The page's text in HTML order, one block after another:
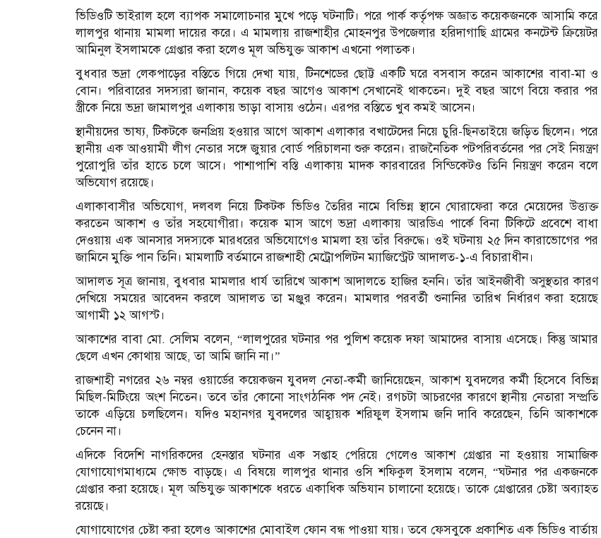
ভিডিওটি ভাইরাল হলে ব্যাপক সমালোচনার মুখে পড়ে ঘটনাটি। পরে পার্ক কর্তৃপক্ষ অজ্ঞাত কয়েকজনকে আসামি করে
লালপুর থানায় মামলা দায়ের করে। এ মামলায় রাজশাহীর মোহনপুর উপজেলার হরিদাগাছি গ্রামের কনটেন্ট ক্রিয়েটর
আমিনুল ইসলামকে গ্রেপ্তার করা হলেও মূল অভিযুক্ত আকাশ এখনো পলাতক।
বুধবার ভদ্রা লেকপাড়ের বস্তিতে গিয়ে দেখা যায়, টিনশেডের ছোট্ট একটি ঘরে বসবাস করেন আকাশের বাবা-মা ও
বোন। পরিবারের সদস্যরা জানান, কয়েক বছর আগেও আকাশ সেখানেই থাকতেন। দুই বছর আগে বিয়ে করার পর
স্ত্রীকে নিয়ে ভদ্রা জামালপুর এলাকায় ভাড়া বাসায় ওঠেন। এরপর বস্তিতে খুব কমই আসেন।
স্থানীয়দের ভাষ্য, টিকটকে জনপ্রিয় হওয়ার আগে আকাশ এলাকার বখাটেদের নিয়ে চুরি-ছিনতাইয়ে জড়িত ছিলেন। পরে
স্থানীয় এক আওয়ামী লীগ নেতার সঙ্গে জুয়ার বোর্ড পরিচালনা শুরু করেন। রাজনৈতিক পটপরিবর্তনের পর সেই নিয়ন্ত্রণ
পুরোপুরি তাঁর হাতে চলে আসে। পাশাপাশি বস্তি এলাকায় মাদক কারবারের সিন্ডিকেটও তিনি নিয়ন্ত্রণ করেন বলে
অভিযোগ রয়েছে।
এলাকাবাসীর অভিযোগ, দলবল নিয়ে টিকটক ভিডিও তৈরির নামে বিভিন্ন স্থানে ঘোরাফেরা করে মেয়েদের উত্ত্যক্ত
করতেন আকাশ ও তাঁর সহযোগীরা। কয়েক মাস আগে ভদ্রা এলাকায় আরডিএ পার্কে বিনা টিকিটে প্রবেশে বাধা
দেওয়ায় এক আনসার সদস্যকে মারধরের অভিযোগেও মামলা হয় তাঁর বিরুদ্ধে। ওই ঘটনায় ২৫ দিন কারাভোগের পর
জামিনে মুক্তি পান তিনি। মামলাটি বর্তমানে রাজশাহী মেট্রোপলিটন ম্যাজিস্ট্রেট আদালত-১-এ বিচারাধীন।
আদালত সূত্র জানায়, বুধবার মামলার ধার্য তারিখে আকাশ আদালতে হাজির হননি। তাঁর আইনজীবী অসুস্থতার কারণ
দেখিয়ে সময়ের আবেদন করলে আদালত তা মঞ্জুর করেন। মামলার পরবর্তী শুনানির তারিখ নির্ধারণ করা হয়েছে
আগামী ১২ আগস্ট।
আকাশের বাবা মো. সেলিম বলেন, “লালপুরের ঘটনার পর পুলিশ কয়েক দফা আমাদের বাসায় এসেছে। কিন্তু আমার
ছেলে এখন কোথায় আছে, তা আমি জানি না।”
রাজশাহী নগরের ২৬ নম্বর ওয়ার্ডের কয়েকজন যুবদল নেতা-কর্মী জানিয়েছেন, আকাশ যুবদলের কর্মী হিসেবে বিভিন্ন
মিছিল-মিটিংয়ে অংশ নিতেন। তবে তাঁর কোনো সাংগঠনিক পদ নেই। রগচটা আচরণের কারণে স্থানীয় নেতারা সম্প্রতি
তাকে এড়িয়ে চলছিলেন। যদিও মহানগর যুবদলের আহ্বায়ক শরিফুল ইসলাম জনি দাবি করেছেন, তিনি আকাশকে
চেনেন না।
এদিকে বিদেশি নাগরিকদের হেনস্তার ঘটনার এক সপ্তাহ পেরিয়ে গেলেও আকাশ গ্রেপ্তার না হওয়ায় সামাজিক
যোগাযোগমাধ্যমে ক্ষোভ বাড়ছে। এ বিষয়ে লালপুর থানার ওসি শফিকুল ইসলাম বলেন, “ঘটনার পর একজনকে
গ্রেপ্তার করা হয়েছে। মূল অভিযুক্ত আকাশকে ধরতে একাধিক অভিযান চালানো হয়েছে। তাকে গ্রেপ্তারের চেষ্টা অব্যাহত
রয়েছে।
যোগাযোগের চেষ্টা করা হলেও আকাশের মোবাইল ফোন বন্ধ পাওয়া যায়। তবে ফেসবুকে প্রকাশিত এক ভিডিও বার্তায়